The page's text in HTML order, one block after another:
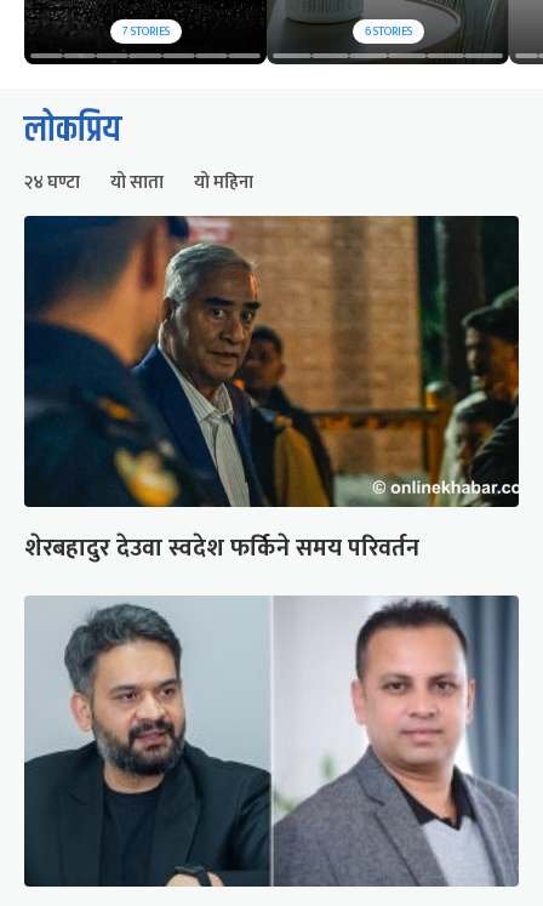
7STORIES 6STORIES
लोकप्रिय
२४ घण्टा यो साता यो महिना
शेरबहादुर देउवा स्वदेश फर्किने समय परिवर्तन